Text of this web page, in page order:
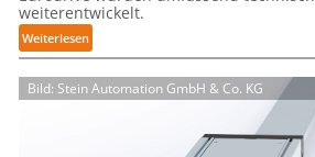
o
s
i
o
n
d
u
n
g
f
v
a
t
o
weiterentwickelt.
Weiterlesen:
E
l
e
Bild: Stein Automation GmbH & Co. KG